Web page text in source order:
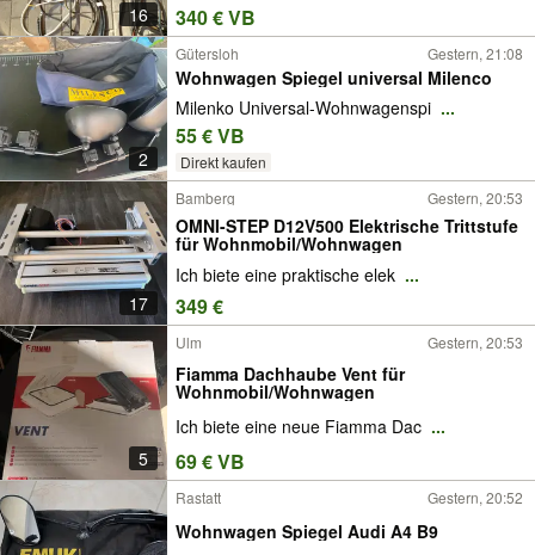
16 340 € VB
2
Gütersloh Gestern, 21:08
Wohnwagen Spiegel universal Milenco
Milenko Universal-Wohnwagenspi ...
55 € VB
Direkt kaufen
17
Bamberg Gestern, 20:53
OMNI-STEP D12V500 Elektrische Trittstufe
für Wohnmobil/Wohnwagen
Ich biete eine praktische elek ...
349 €
5
Ulm Gestern, 20:53
Fiamma Dachhaube Vent für
Wohnmobil/Wohnwagen
Ich biete eine neue Fiamma Dac ...
69 € VB
Rastatt Gestern, 20:52
Wohnwagen Spiegel Audi A4 B9